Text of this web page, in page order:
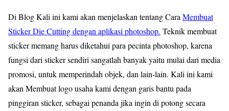
Di Blog Kali ini kami akan menjelaskan tentang CaraMembuat
Sticker Die Cutting dengan aplikasi photoshop. Teknik membuat
sticker memang harus diketahui para pecinta photoshop, karena
fungsi dari sticker sendiri sangatlah banyak yaitu mulai dari media
promosi, untuk memperindah objek, dan lain-lain. Kali ini kami
akan Membuat logo usaha kami dengan garis bantu pada
pinggiran sticker, sebagai penanda jika ingin di potong secara